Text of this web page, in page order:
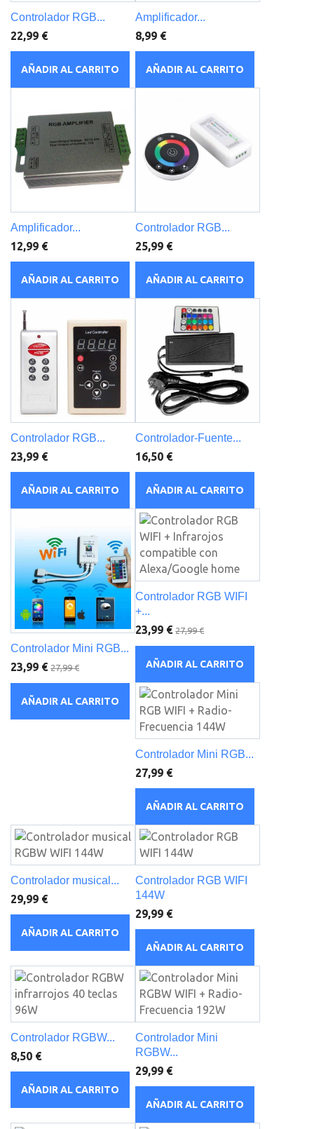
Controlador RGB...
22,99 €
AÑADIR AL CARRITO
Amplificador...
8,99 €
AÑADIR AL CARRITO
Amplificador...
12,99 €
AÑADIR AL CARRITO
Controlador RGB...
25,99 €
AÑADIR AL CARRITO
Controlador RGB...
23,99 €
AÑADIR AL CARRITO
Controlador-Fuente...
16,50 €
AÑADIR AL CARRITO
Controlador Mini RGB...
23,99 € 27,99 €
AÑADIR AL CARRITO
Controlador RGB WIFI
+...
23,99 € 27,99 €
AÑADIR AL CARRITO
Controlador Mini RGB...
27,99 €
AÑADIR AL CARRITO
Controlador musical...
29,99 €
AÑADIR AL CARRITO
Controlador RGB WIFI
144W
29,99 €
AÑADIR AL CARRITO
Controlador RGBW...
8,50 €
AÑADIR AL CARRITO
Controlador Mini
RGBW...
29,99 €
AÑADIR AL CARRITO